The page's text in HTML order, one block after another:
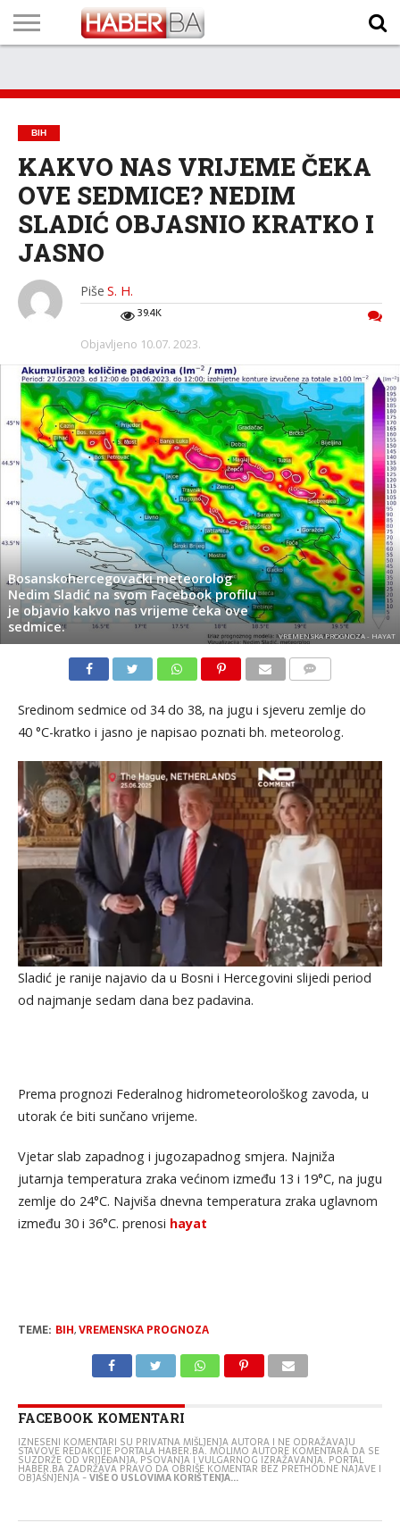
TECH
PROGRAM
PROGNOZA
PUTEVIMA
LISTA
NAMA
BIH
KAKVO NAS VRIJEME ČEKA
OVE SEDMICE? NEDIM
SLADIĆ OBJASNIO KRATKO I
JASNO
Piše S. H.
39.4K
Objavljeno 10.07. 2023.
Bosanskohercegovački meteorolog
Nedim Sladić na svom Facebook profilu
je objavio kakvo nas vrijeme čeka ove
sedmice.
VREMENSKA PROGNOZA - HAYAT
Sredinom sedmice od 34 do 38, na jugu i sjeveru zemlje do
40 °C-kratko i jasno je napisao poznati bh. meteorolog.
Sladić je ranije najavio da u Bosni i Hercegovini slijedi period
od najmanje sedam dana bez padavina.
Prema prognozi Federalnog hidrometeorološkog zavoda, u
utorak će biti sunčano vrijeme.
Vjetar slab zapadnog i jugozapadnog smjera. Najniža
jutarnja temperatura zraka većinom između 13 i 19°C, na jugu
zemlje do 24°C. Najviša dnevna temperatura zraka uglavnom
između 30 i 36°C. prenosi hayat
TEME: BIH,VREMENSKA PROGNOZA
FACEBOOK KOMENTARI
IZNESENI KOMENTARI SU PRIVATNA MIŠLJENJA AUTORA I NE ODRAŽAVAJU
STAVOVE REDAKCIJE PORTALA HABER.BA. MOLIMO AUTORE KOMENTARA DA SE
SUZDRŽE OD VRIJEĐANJA, PSOVANJA I VULGARNOG IZRAŽAVANJA. PORTAL
HABER.BA ZADRŽAVA PRAVO DA OBRIŠE KOMENTAR BEZ PRETHODNE NAJAVE I
OBJAŠNJENJA -VIŠE O USLOVIMA KORIŠTENJA...